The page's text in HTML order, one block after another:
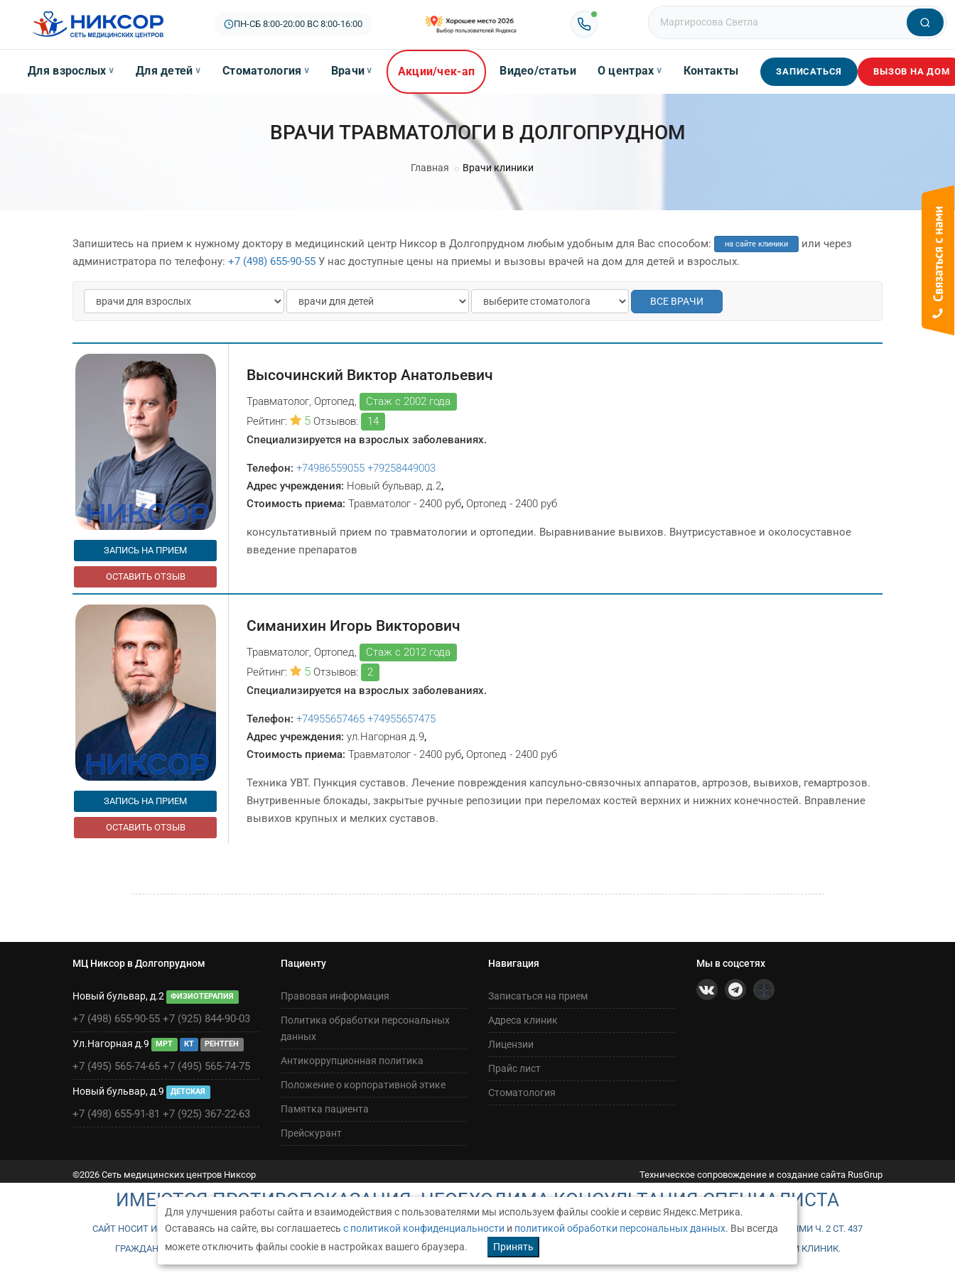
ПН-СБ 8:00-20:00| ВС 8:00-16:00
Для взрослых ∨ Для детей ∨ Стоматология ∨ Врачи ∨ Акции/чек-ап Видео/статьи О центрах ∨ Контакты ЗАПИСАТЬСЯ ВЫЗОВ НА ДОМ
ВРАЧИ ТРАВМАТОЛОГИ В ДОЛГОПРУДНОМ
Главная Врачи клиники
Запишитесь на прием к нужному доктору в медицинский центр Никсор в Долгопрудном любым удобным для Вас способом: на сайте клиники
или через
администратора по телефону: +7 (498) 655-90-55 У нас доступные цены на приемы и вызовы врачей на дом для детей и взрослых.
ВСЕ ВРАЧИ
ЗАПИСЬ НА ПРИЕМ
ОСТАВИТЬ ОТЗЫВ
Высочинский Виктор Анатольевич
Травматолог, Ортопед,
Стаж с 2002 года
Рейтинг:
5 Отзывов:
14
Специализируется на взрослых заболеваниях.
Телефон: +74986559055 +79258449003
Адрес учреждения: Новый бульвар, д.2,
Стоимость приема: Травматолог - 2400 руб, Ортопед - 2400 руб
консультативный прием по травматологии и ортопедии. Выравнивание вывихов. Внутрисуставное и околосуставное
введение препаратов
ЗАПИСЬ НА ПРИЕМ
ОСТАВИТЬ ОТЗЫВ
Симанихин Игорь Викторович
Травматолог, Ортопед,
Стаж с 2012 года
Рейтинг:
5 Отзывов:
2
Специализируется на взрослых заболеваниях.
Телефон: +74955657465 +74955657475
Адрес учреждения: ул.Нагорная д.9,
Стоимость приема: Травматолог - 2400 руб, Ортопед - 2400 руб
Техника УВТ. Пункция суставов. Лечение повреждения капсульно-связочных аппаратов, артрозов, вывихов, гемартрозов.
Внутривенные блокады, закрытые ручные репозиции при переломах костей верхних и нижних конечностей. Вправление
вывихов крупных и мелких суставов.
Для улучшения работы сайта и взаимодействия с пользователями мы используем файлы cookie и сервис Яндекс.Метрика.
Оставаясь на сайте, вы соглашаетесь с политикой конфиденциальности и политикой обработки персональных данных. Вы всегда
можете отключить файлы cookie в настройках вашего браузера.
Принять
МЦ Никсор в Долгопрудном
Новый бульвар, д.2 ФИЗИОТЕРАПИЯ
+7 (498) 655-90-55 +7 (925) 844-90-03
Ул.Нагорная д.9 МРТ КТ РЕНТГЕН
+7 (495) 565-74-65 +7 (495) 565-74-75
Новый бульвар, д.9 ДЕТСКАЯ
+7 (498) 655-91-81 +7 (925) 367-22-63
Пациенту
Правовая информация
Политика обработки персональных
данных
Антикоррупционная политика
Положение о корпоративной этике
Памятка пациента
Прейскурант
Навигация
Записаться на прием
Адреса клиник
Лицензии
Прайс лист
Стоматология
Мы в соцсетях
©2026 Сеть медицинских центров Никсор Техническое сопровождение и создание сайта RusGrup
ИМЕЮТСЯ ПРОТИВОПОКАЗАНИЯ. НЕОБХОДИМА КОНСУЛЬТАЦИЯ СПЕЦИАЛИСТА
САЙТ НОСИТ ИСКЛЮЧИТЕЛЬНО ИНФОРМАЦИОННЫЙ ХАРАКТЕР И НИ ПРИ КАКИХ УСЛОВИЯХ НЕ ЯВЛЯЕТСЯ ПУБЛИЧНОЙ ОФЕРТОЙ, ОПРЕДЕЛЯЕМОЙ ПОЛОЖЕНИЯМИ Ч. 2 СТ. 437
ГРАЖДАНСКОГО КОДЕКСА РФ. ЧТОБЫ ПОЛУЧИТЬ ПОДРОБНУЮ ИНФОРМАЦИЮ О СТОИМОСТИ УСЛУГ, ОБРАЩАЙТЕСЬ, ПОЖАЛУЙСТА, К АДМИНИСТРАТОРАМ КЛИНИК.